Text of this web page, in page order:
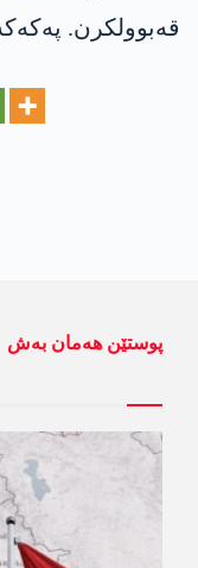
قەبوولکرن.
پوستێن ھەمان بەش